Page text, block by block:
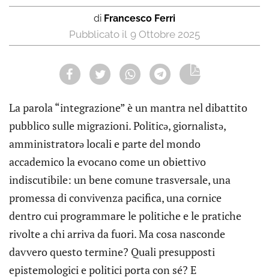
di Francesco Ferri
9 Ottobre 2025
La parola “integrazione” è un mantra nel dibattito
pubblico sulle migrazioni. Politicə, giornalistə,
amministratorə locali e parte del mondo
accademico la evocano come un obiettivo
indiscutibile: un bene comune trasversale, una
promessa di convivenza pacifica, una cornice
dentro cui programmare le politiche e le pratiche
rivolte a chi arriva da fuori. Ma cosa nasconde
davvero questo termine? Quali presupposti
epistemologici e politici porta con sé? E